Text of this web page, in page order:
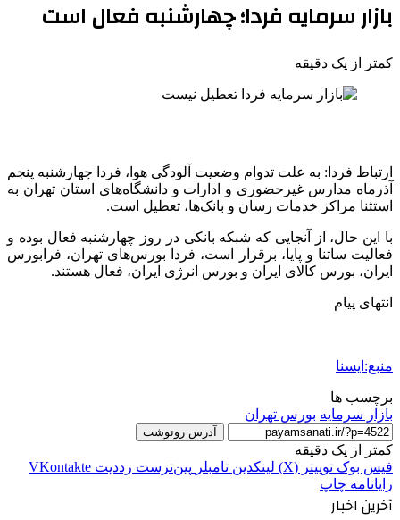
بازار سرمایه فردا؛ چهارشنبه فعال است
کمتر از یک دقیقه
ارتباط فردا: به علت تدوام وضعیت آلودگی هوا، فردا چهارشنبه پنجم
آذرماه مدارس غیرحضوری و ادارات و دانشگاه‌های استان تهران به
استثنا مراکز خدمات رسان و بانک‌ها، تعطیل است.
با این حال، از آنجایی که شبکه بانکی در روز چهارشنبه فعال بوده و
فعالیت ساتنا و پایا، برقرار است، فردا بورس‌های تهران، فرابورس
ایران، بورس کالای ایران و بورس انرژی ایران، فعال هستند.
انتهای پیام
منبع:ایسنا
برچسب ها
بازار سرمايه بورس تهران
آدرس رونوشت
کمتر از یک دقیقه
فیس بوک توییتر (X) لینکدین ‫تامبلر ‫پین‌ترست ‫رددیت ‫VKontakte
رایانامه چاپ
آخرین اخبار